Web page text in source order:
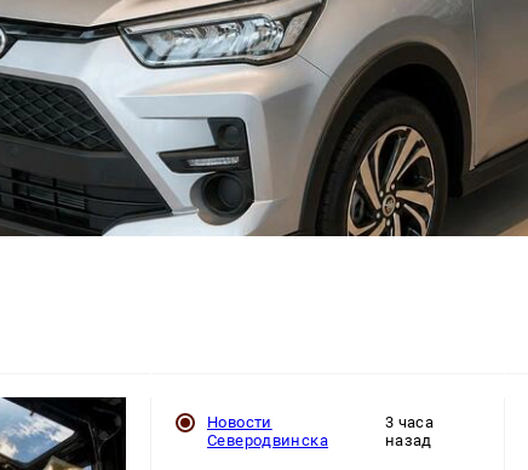
Новости
Северодвинска
3 часа
назад